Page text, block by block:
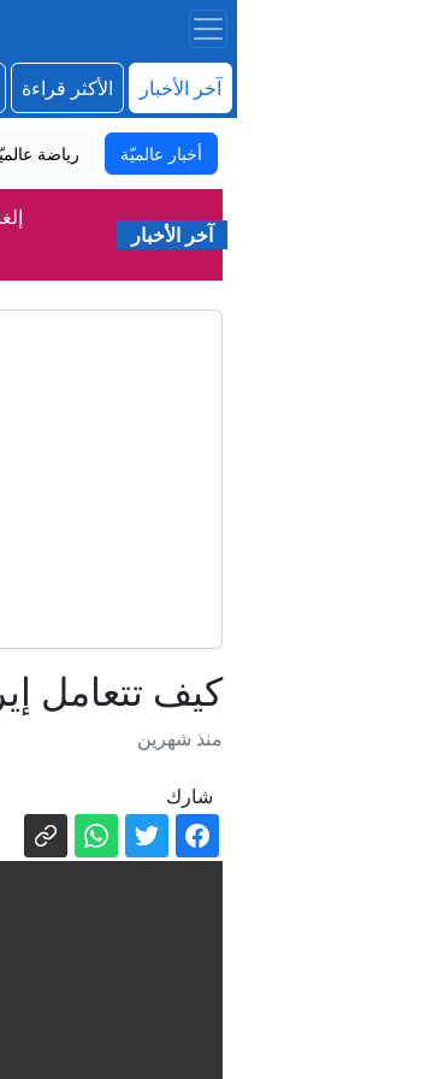
آخر الأخبار الأكثر قراءة
أخبار عالميّة رياضة
آخر الأخبار
كيف تتعامل
منذ شهرين
شارك